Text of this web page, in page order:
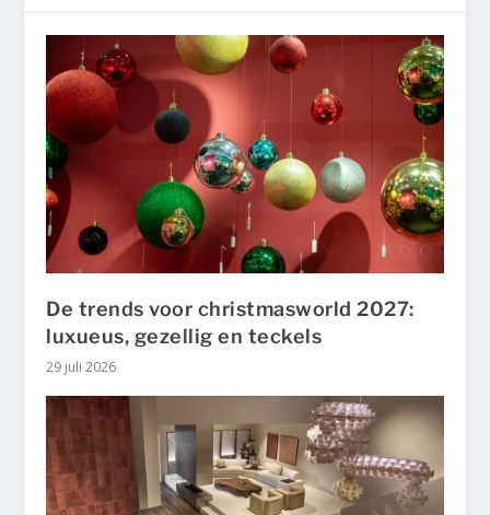
De trends voor christmasworld 2027:
luxueus, gezellig en teckels
29 juli 2026